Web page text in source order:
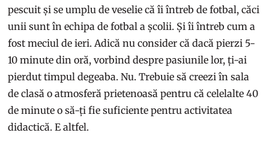
pescuit și se umplu de veselie că îi întreb de fotbal, căci
unii sunt în echipa de fotbal a școlii. Și îi întreb cum a
fost meciul de ieri. Adică nu consider că dacă pierzi 5-
10 minute din oră, vorbind despre pasiunile lor, ți-ai
pierdut timpul degeaba. Nu. Trebuie să creezi în sala
de clasă o atmosferă prietenoasă pentru că celelalte 40
de minute o să-ți fie suficiente pentru activitatea
didactică. E altfel.